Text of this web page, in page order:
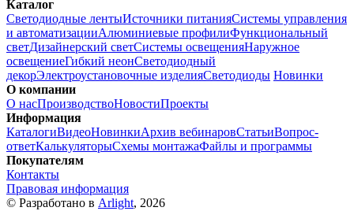
Каталог
Светодиодные лентыИсточники питанияСистемы управления
и автоматизацииАлюминиевые профилиФункциональный
светДизайнерский светСистемы освещенияНаружное
освещениеГибкий неонСветодиодный
декорЭлектроустановочные изделияСветодиоды Новинки
О компании
О насПроизводствоНовостиПроекты
Информация
КаталогиВидеоНовинкиАрхив вебинаровСтатьиВопрос-
ответКалькуляторыСхемы монтажаФайлы и программы
Покупателям
Контакты
Правовая информация
© Разработано в Arlight, 2026